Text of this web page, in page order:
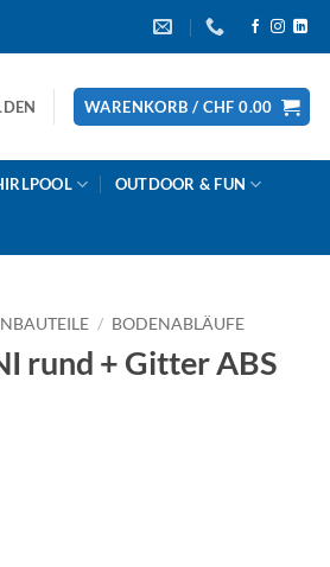
WARENKORB / CHF 0.00
OUTDOOR & FUN
/ BODENABLÄUFE
rund + Gitter ABS